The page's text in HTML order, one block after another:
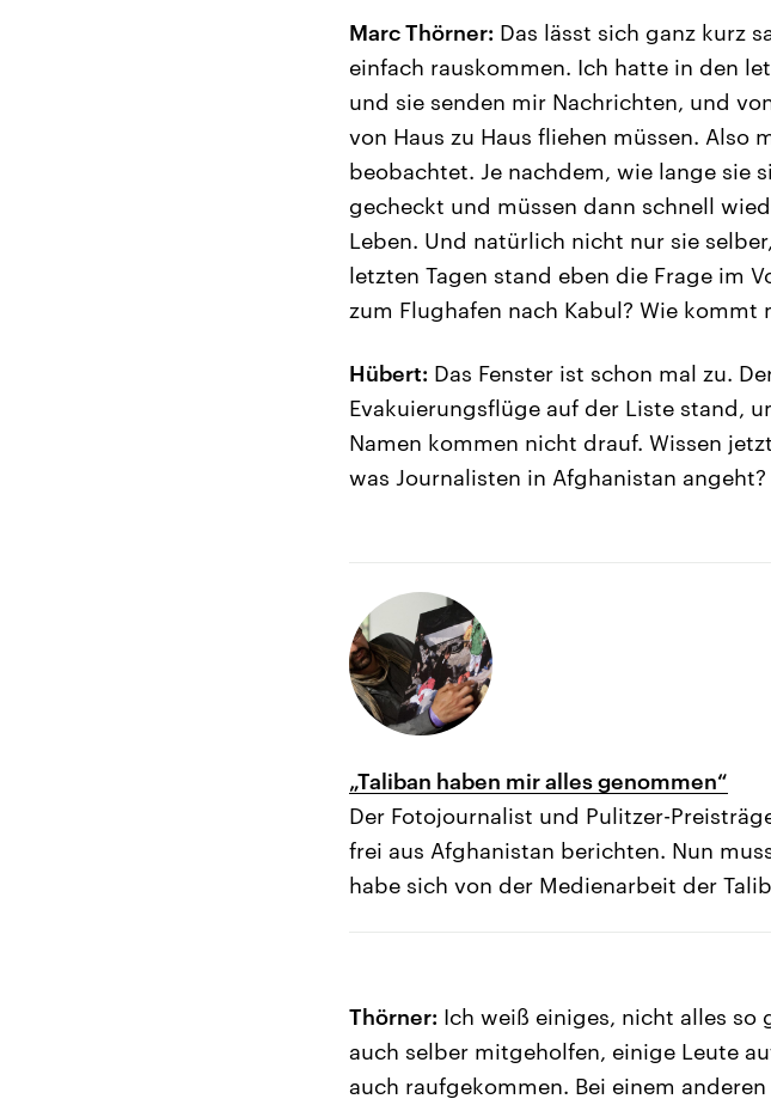
Marc Thörner: Das lässt sich ganz kurz
einfach rauskommen. Ich hatte in den
und sie senden mir Nachrichten, und
von Haus zu Haus fliehen müssen. Also
beobachtet. Je nachdem, wie lange sie
gecheckt und müssen dann schnell
Leben. Und natürlich nicht nur sie
letzten Tagen stand eben die Frage im
zum Flughafen nach Kabul? Wie kommt
Hübert: Das Fenster ist schon mal zu.
Evakuierungsflüge auf der Liste stand,
Namen kommen nicht drauf. Wissen
was Journalisten in Afghanistan angeht?
„Taliban haben mir alles genommen“
Der Fotojournalist und Pulitzer-
frei aus Afghanistan berichten. Nun
habe sich von der Medienarbeit der
Thörner: Ich weiß einiges, nicht alles so
auch selber mitgeholfen, einige Leute
auch raufgekommen. Bei einem